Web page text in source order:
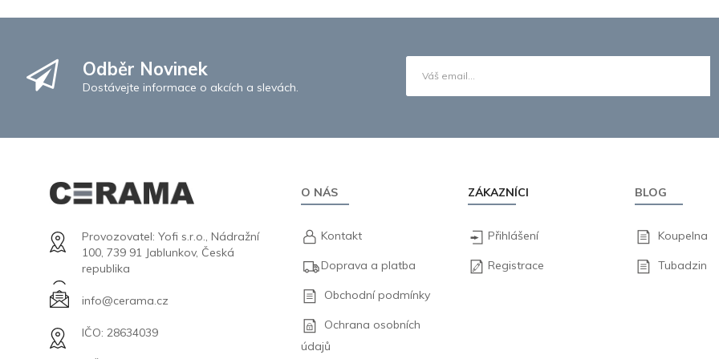
Odběr Novinek
Dostávejte informace o akcích a slevách.
Provozovatel: Yofi s.r.o., Nádražní
100, 739 91 Jablunkov, Česká
republika
info@cerama.cz
IČO: 28634039
O NÁS
Kontakt
Doprava a platba
Obchodní podmínky
Ochrana osobních
údajů
ZÁKAZNÍCI
Přihlášení
Registrace
BLOG
Koupelna
Tubadzin